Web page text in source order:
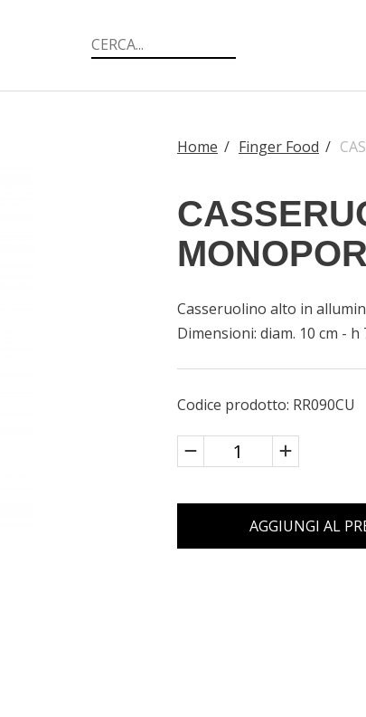
Home / Finger Food /
Casseruolino alto in
Dimensioni: diam. 10 cm - h
Codice prodotto: RR090CU
AGGIUNGI AL